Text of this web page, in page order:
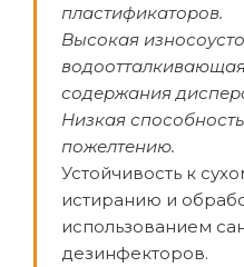
пластификаторов.
Высокая
содержания
Низкая
пожелтению.
Устойчивость к
истиранию и
использованием
дезинфекторов.